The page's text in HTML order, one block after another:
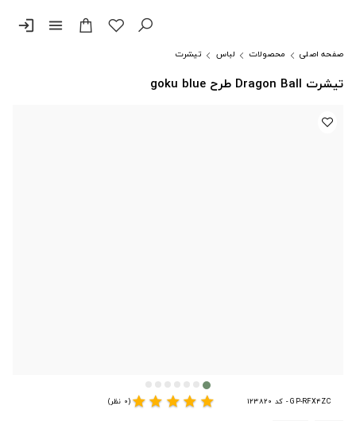
menu
login
صفحه اصلی محصولات لباس تیشرت
تیشرت Dragon Ball طرح goku blue
GP-RFX4ZC - کد 123820 star
star
star
star
star(0 نظر)